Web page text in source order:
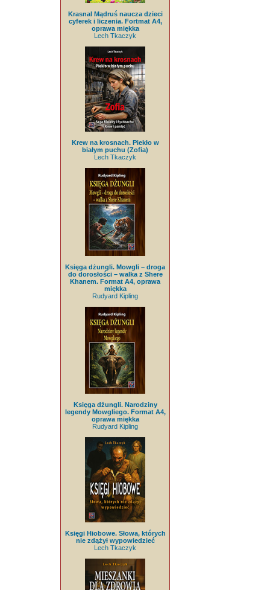
Krasnal Mądruś naucza dzieci
cyferek i liczenia. Fortmat A4,
oprawa miękka
Lech Tkaczyk
Krew na krosnach. Piekło w
białym puchu (Zofia)
Lech Tkaczyk
Księga dżungli. Mowgli – droga
do dorosłości – walka z Shere
Khanem. Format A4, oprawa
miękka
Rudyard Kipling
Księga dżungli. Narodziny
legendy Mowgliego. Format A4,
oprawa miękka
Rudyard Kipling
Księgi Hiobowe. Słowa, których
nie zdążył wypowiedzieć
Lech Tkaczyk